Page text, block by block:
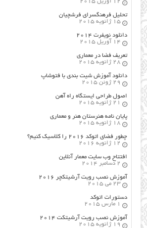
تحلیل فرهنگسرای فرشچیان
15 ژانویه 2015
دانلود نویفرت ۲۰۱۴
14 آوریل 2015
تعریف فضا در معماری
28 ژانویه 2015
دانلود آموزش شیت بندی با فتوشاپ
29 ژوئن 2015
اصول طراحي ایستگاه راه آهن
21 ژانویه 2015
پایان نامه هنرستان هنر و معماري
18 ژانویه 2015
چطور فضای اتوکد ۲۰۱۶ را کلاسیک کنیم؟
12 ژانویه 2016
افتتاح وب سایت معمار آنلاین
2 دسامبر 2014
آموزش نصب رویت آرشیتکچر ۲۰۱۶
23 می 2015
دستورات اتوکد
1 مارس 2015
آموزش نصب رویت آرشیتکت ۲۰۱۴
19 ژانویه 2015